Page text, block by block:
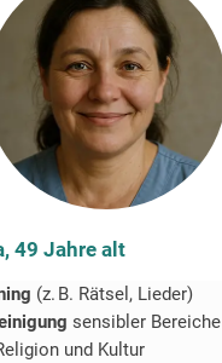
49 Jahre alt
(z. B. Rätsel, Lieder)
sensibler Bereiche
und Kultur